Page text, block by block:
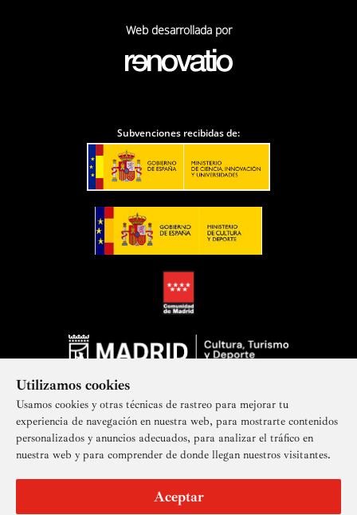
Utilizamos cookies
Usamos cookies y otras técnicas de rastreo para mejorar tu
experiencia de navegación en nuestra web, para mostrarte contenidos
personalizados y anuncios adecuados, para analizar el tráfico en
nuestra web y para comprender de donde llegan nuestros visitantes.
Aceptar
Web desarrollada por
Subvenciones recibidas de:
Suscríbete a nuestra newsletter